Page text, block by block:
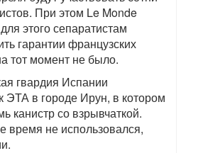
При этом Le Monde
этого сепаратистам
гарантии французских
тот момент не было.
гвардия Испании
ЭТА в городе Ирун, в котором
канистр со взрывчаткой.
время не использовался,